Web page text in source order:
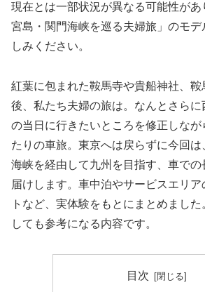
現在とは一部状況が異なる可能性があ
宮島・関門海峡を巡る夫婦旅」のモ
しみください。
紅葉に包まれた鞍馬寺や貴船神社、鞍
後、私たち夫婦の旅は。なんとさら
の当日に行きたいところを修正しなが
たりの車旅。東京へは戻らずに今回
海峡を経由して九州を目指す、車で
届けします。車中泊やサービスエリ
トなど、実体験をもとにまとめまし
しても参考になる内容です。
目次